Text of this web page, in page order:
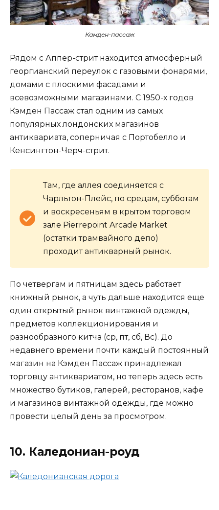
Камден-пассаж
Рядом с Аппер-стрит находится атмосферный
георгианский переулок с газовыми фонарями,
домами с плоскими фасадами и
всевозможными магазинами. С 1950-х годов
Кэмден Пассаж стал одним из самых
популярных лондонских магазинов
антиквариата, соперничая с Портобелло и
Кенсингтон-Черч-стрит.
Там, где аллея соединяется с
Чарльтон-Плейс, по средам, субботам
и воскресеньям в крытом торговом
зале Pierrepoint Arcade Market
(остатки трамвайного депо)
проходит антикварный рынок.
По четвергам и пятницам здесь работает
книжный рынок, а чуть дальше находится еще
один открытый рынок винтажной одежды,
предметов коллекционирования и
разнообразного китча (ср, пт, сб, Вс). До
недавнего времени почти каждый постоянный
магазин на Кэмден Пассаж принадлежал
торговцу антиквариатом, но теперь здесь есть
множество бутиков, галерей, ресторанов, кафе
и магазинов винтажной одежды, где можно
провести целый день за просмотром.
10. Каледониан-роуд